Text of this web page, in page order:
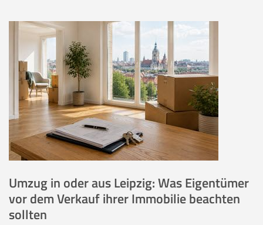
Umzug in oder aus Leipzig: Was Eigentümer
vor dem Verkauf ihrer Immobilie beachten
sollten